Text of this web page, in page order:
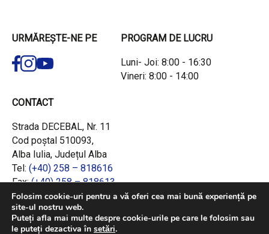
URMĂREȘTE-NE PE PROGRAM DE LUCRU
Luni- Joi: 8:00 - 16:30
Vineri: 8:00 - 14:00
CONTACT
Strada DECEBAL, Nr. 11
Cod poștal 510093,
Alba Iulia, Județul Alba
Tel: (+40) 258 – 818616
Fax:(+40) 258 – 818613
Email:office@adrcentru.ro
LINK-URI RAPIDE
Folosim cookie-uri pentru a vă oferi cea mai bună experiență pe
site-ul nostru web.
Puteți afla mai multe despre cookie-urile pe care le folosim sau
le puteți dezactiva în setări.